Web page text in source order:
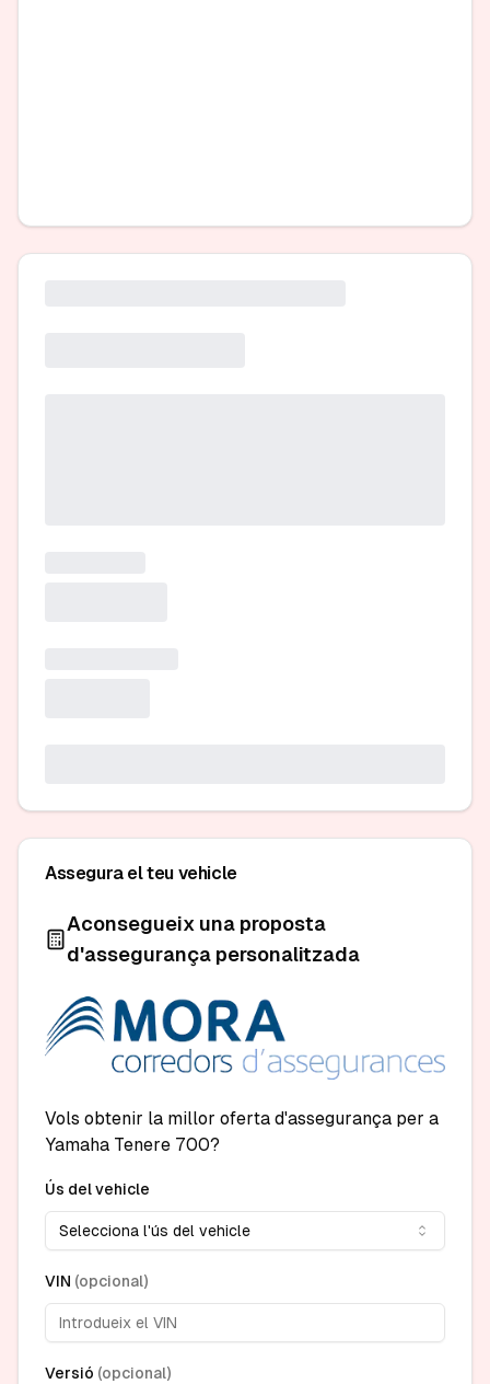
Assegura el teu vehicle
Aconsegueix una proposta
d'assegurança personalitzada
Vols obtenir la millor oferta d'assegurança per a
Yamaha Tenere 700?
Ús del vehicle
Selecciona l'ús del vehicle
VIN (opcional)
Versió (opcional)